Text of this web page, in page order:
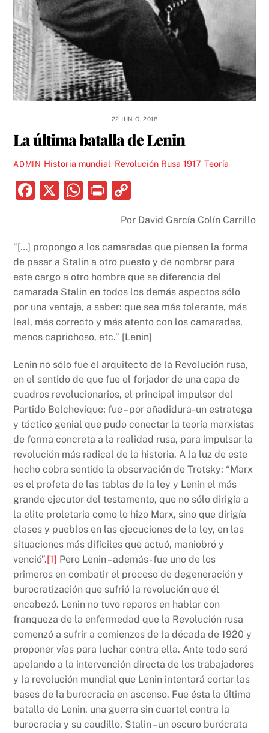
22 JUNIO, 2018
La última batalla de Lenin
ADMIN Historia mundial Revolución Rusa 1917, Teoría
F
e
b
o
o
k
X
W
s
A
p
p
P
nt p
y
Li
n
k
Por David García Colín Carrillo
“[…] propongo a los camaradas que piensen la forma
de pasar a Stalin a otro puesto y de nombrar para
este cargo a otro hombre que se diferencia del
camarada Stalin en todos los demás aspectos sólo
por una ventaja, a saber: que sea más tolerante, más
leal, más correcto y más atento con los camaradas,
menos caprichoso, etc.” [Lenin]
Lenin no sólo fue el arquitecto de la Revolución rusa,
en el sentido de que fue el forjador de una capa de
cuadros revolucionarios, el principal impulsor del
Partido Bolchevique; fue –por añadidura- un estratega
y táctico genial que pudo conectar la teoría marxistas
de forma concreta a la realidad rusa, para impulsar la
revolución más radical de la historia. A la luz de este
hecho cobra sentido la observación de Trotsky: “Marx
es el profeta de las tablas de la ley y Lenin el más
grande ejecutor del testamento, que no sólo dirigía a
la elite proletaria como lo hizo Marx, sino que dirigía
clases y pueblos en las ejecuciones de la ley, en las
situaciones más difíciles que actuó, maniobró y
venció”.[1] Pero Lenin –además- fue uno de los
primeros en combatir el proceso de degeneración y
burocratización que sufrió la revolución que él
encabezó. Lenin no tuvo reparos en hablar con
franqueza de la enfermedad que la Revolución rusa
comenzó a sufrir a comienzos de la década de 1920 y
proponer vías para luchar contra ella. Ante todo será
apelando a la intervención directa de los trabajadores
y la revolución mundial que Lenin intentará cortar las
bases de la burocracia en ascenso. Fue ésta la última
batalla de Lenin, una guerra sin cuartel contra la
burocracia y su caudillo, Stalin –un oscuro burócrata